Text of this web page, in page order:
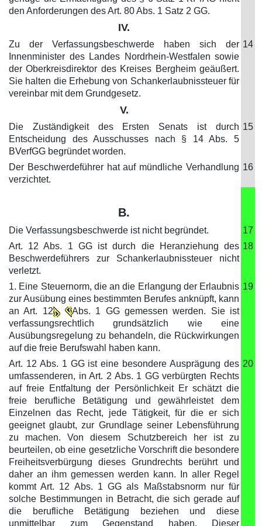
den Anforderungen des Art. 80 Abs. 1 Satz 2 GG.
IV.
Zu der Verfassungsbeschwerde haben sich der
Innenminister des Landes Nordrhein-Westfalen sowie
der Oberkreisdirektor des Kreises Bergheim geäußert.
Sie halten die Erhebung von Schankerlaubnissteuer für
vereinbar mit dem Grundgesetz.
14
V.
Die Zuständigkeit des Ersten Senats ist durch
Entscheidung des Ausschusses nach § 14 Abs. 5
BVerfGG begründet worden.
15
Der Beschwerdeführer hat auf mündliche Verhandlung
verzichtet.
16
B.
Die Verfassungsbeschwerde ist nicht begründet.
17
Art. 12 Abs. 1 GG ist durch die Heranziehung des
Beschwerdeführers zur Schankerlaubnissteuer nicht
verletzt.
18
1. Eine Steuernorm, die an die Erlangung der Erlaubnis
zur Ausübung eines bestimmten Berufes anknüpft, kann
an Art. 12
Abs. 1 GG gemessen werden. Sie ist
verfassungsrechtlich grundsätzlich wie eine
Ausübungsregelung zu behandeln, die Rückwirkungen
auf die freie Berufswahl haben kann.
19
Art. 12 Abs. 1 GG ist eine besondere Ausprägung des
umfassenderen, in Art. 2 Abs. 1 GG verbürgten Rechts
auf freie Entfaltung der Persönlichkeit Er schätzt die
freie berufliche Betätigung und gewährleistet dem
Einzelnen das Recht, jede Tätigkeit, für die er sich
geeignet glaubt, zur Grundlage seiner Lebensführung
zu machen. Von diesem Schutzbereich her ist zu
beurteilen, ob eine gesetzliche Vorschrift die besondere
Freiheitsverbürgung dieses Grundrechts berührt und
daher an ihm gemessen werden kann. In aller Regel
kommt Art. 12 Abs. 1 GG als Maßstabsnorm nur für
solche Bestimmungen in Betracht, die sich gerade auf
die berufliche Betätigung beziehen und diese
unmittelbar zum Gegenstand haben. Dieser
20